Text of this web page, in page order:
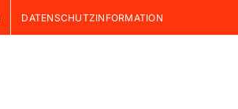
DATENSCHUTZINFORMATION